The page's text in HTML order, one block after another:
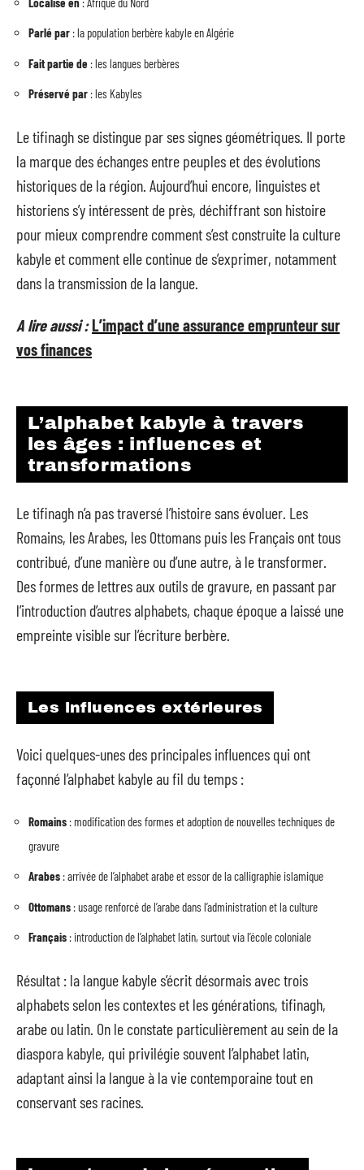
Parlé par : la population berbère kabyle en Algérie
Fait partie de : les langues berbères
Préservé par : les Kabyles
Le tifinagh se distingue par ses signes géométriques. Il porte
la marque des échanges entre peuples et des évolutions
historiques de la région. Aujourd’hui encore, linguistes et
historiens s’y intéressent de près, déchiffrant son histoire
pour mieux comprendre comment s’est construite la culture
kabyle et comment elle continue de s’exprimer, notamment
dans la transmission de la langue.
A lire aussi :L’impact d’une assurance emprunteur sur
vos finances
L’alphabet kabyle à travers
les âges : influences et
transformations
Le tifinagh n’a pas traversé l’histoire sans évoluer. Les
Romains, les Arabes, les Ottomans puis les Français ont tous
contribué, d’une manière ou d’une autre, à le transformer.
Des formes de lettres aux outils de gravure, en passant par
l’introduction d’autres alphabets, chaque époque a laissé une
empreinte visible sur l’écriture berbère.
Les influences extérieures
Voici quelques-unes des principales influences qui ont
façonné l’alphabet kabyle au fil du temps :
Romains : modification des formes et adoption de nouvelles techniques de
gravure
Arabes : arrivée de l’alphabet arabe et essor de la calligraphie islamique
Ottomans : usage renforcé de l’arabe dans l’administration et la culture
Français : introduction de l’alphabet latin, surtout via l’école coloniale
Résultat : la langue kabyle s’écrit désormais avec trois
alphabets selon les contextes et les générations, tifinagh,
arabe ou latin. On le constate particulièrement au sein de la
diaspora kabyle, qui privilégie souvent l’alphabet latin,
adaptant ainsi la langue à la vie contemporaine tout en
conservant ses racines.